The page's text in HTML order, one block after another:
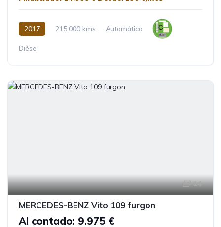
2017 215.000 kms Automático
Diésel
14
MERCEDES-BENZ Vito 109 furgon
Al contado: 9.975 €